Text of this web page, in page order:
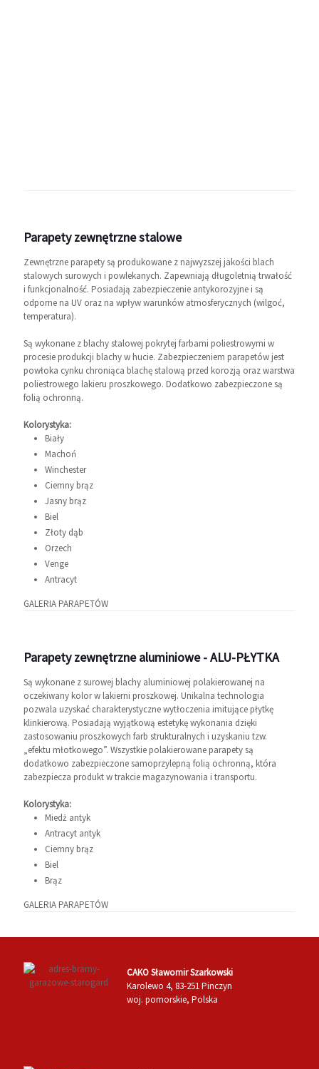
Parapety zewnętrzne stalowe
Zewnętrzne parapety są produkowane z najwyzszej jakości blach
stalowych surowych i powlekanych. Zapewniają długoletnią trwałość
i funkcjonalność. Posiadają zabezpieczenie antykorozyjne i są
odporne na UV oraz na wpływ warunków atmosferycznych (wilgoć,
temperatura).
Są wykonane z blachy stalowej pokrytej farbami poliestrowymi w
procesie produkcji blachy w hucie. Zabezpieczeniem parapetów jest
powłoka cynku chroniąca blachę stalową przed korozją oraz warstwa
poliestrowego lakieru proszkowego. Dodatkowo zabezpieczone są
folią ochronną.
Kolorystyka:
Biały
Machoń
Winchester
Ciemny brąz
Jasny brąz
Biel
Złoty dąb
Orzech
Venge
Antracyt
GALERIA PARAPETÓW
Parapety zewnętrzne aluminiowe - ALU-PŁYTKA
Są wykonane z surowej blachy aluminiowej polakierowanej na
oczekiwany kolor w lakierni proszkowej. Unikalna technologia
pozwala uzyskać charakterystyczne wytłoczenia imitujące płytkę
klinkierową. Posiadają wyjątkową estetykę wykonania dzięki
zastosowaniu proszkowych farb strukturalnych i uzyskaniu tzw.
„efektu młotkowego”. Wszystkie polakierowane parapety są
dodatkowo zabezpieczone samoprzylepną folią ochronną, która
zabezpiecza produkt w trakcie magazynowania i transportu.
Kolorystyka:
Miedż antyk
Antracyt antyk
Ciemny brąz
Biel
Brąz
GALERIA PARAPETÓW
CAKO Sławomir Szarkowski
Karolewo 4, 83-251 Pinczyn
woj. pomorskie, Polska